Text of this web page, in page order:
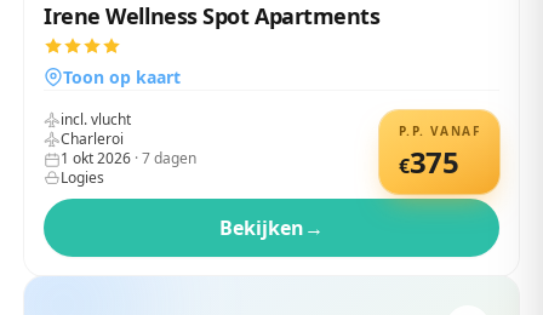
Irene Wellness Spot Apartments
Toon op kaart
P.P. VANAF
€375
incl. vlucht
Charleroi
1 okt 2026 ·7dagen
Logies
Bekijken→